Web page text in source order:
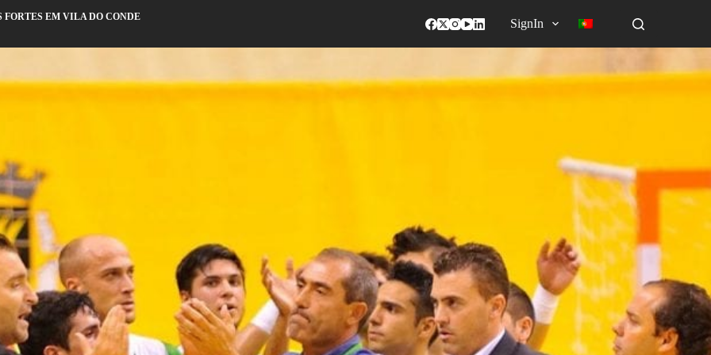
FORTES EM VILA DO CONDE
SignIn